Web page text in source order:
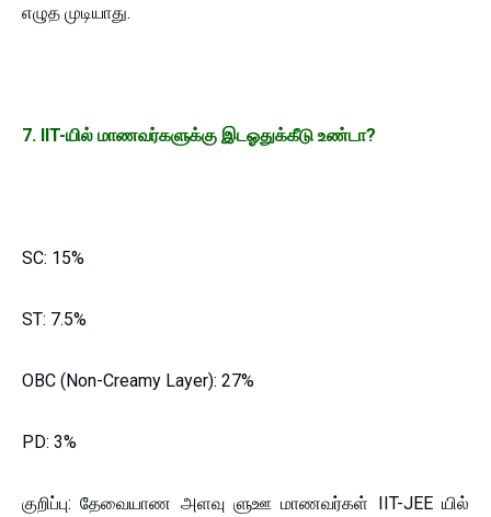
எழுத முடியாது.
7. IIT-யில் மாணவர்களுக்கு இடஓதுக்கீடு உண்டா?
SC: 15%
ST: 7.5%
OBC (Non-Creamy Layer): 27%
PD: 3%
குறிப்பு: தேவையாண அளவு ளுஊ மாணவர்கள் IIT-JEE யில்